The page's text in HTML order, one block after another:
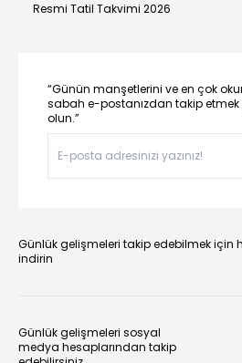
Resmi Tatil Takvimi 2026
“Günün manşetlerini ve en çok
sabah e-postanızdan takip etmek
olun.”
Günlük gelişmeleri takip edebilmek için
indirin
Günlük gelişmeleri sosyal
medya hesaplarından takip